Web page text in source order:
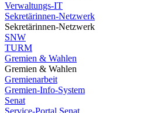
Verwaltungs-IT
Sekretärinnen-Netzwerk
Sekretärinnen-Netzwerk
SNW
TURM
Gremien & Wahlen
Gremien & Wahlen
Gremienarbeit
Gremien-Info-System
Senat
Service-Portal Senat